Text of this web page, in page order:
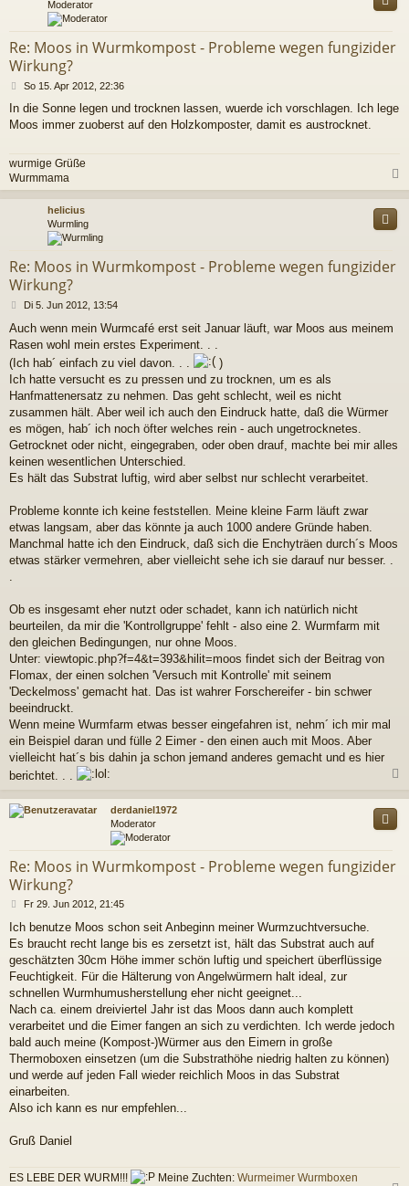
Moderator
Re: Moos in Wurmkompost - Probleme wegen fungizider
Wirkung?
B
t
g
So 15. Apr 2012, 22:36
In die Sonne legen und trocknen lassen, wuerde ich vorschlagen. Ich lege
Moos immer zuoberst auf den Holzkomposter, damit es austrocknet.
wurmige Grüße
Wurmmama
a
helicius
Wurmling
Re: Moos in Wurmkompost - Probleme wegen fungizider
Wirkung?
B
i
t
r
a
g
Di 5. Jun 2012, 13:54
Auch wenn mein Wurmcafé erst seit Januar läuft, war Moos aus meinem
Rasen wohl mein erstes Experiment. . .
(Ich hab´ einfach zu viel davon. . .
)
Ich hatte versucht es zu pressen und zu trocknen, um es als
Hanfmattenersatz zu nehmen. Das geht schlecht, weil es nicht
zusammen hält. Aber weil ich auch den Eindruck hatte, daß die Würmer
es mögen, hab´ ich noch öfter welches rein - auch ungetrocknetes.
Getrocknet oder nicht, eingegraben, oder oben drauf, machte bei mir alles
keinen wesentlichen Unterschied.
Es hält das Substrat luftig, wird aber selbst nur schlecht verarbeitet.
Probleme konnte ich keine feststellen. Meine kleine Farm läuft zwar
etwas langsam, aber das könnte ja auch 1000 andere Gründe haben.
Manchmal hatte ich den Eindruck, daß sich die Enchyträen durch´s Moos
etwas stärker vermehren, aber vielleicht sehe ich sie darauf nur besser. .
Ob es insgesamt eher nutzt oder schadet, kann ich natürlich nicht
beurteilen, da mir die 'Kontrollgruppe' fehlt - also eine 2. Wurmfarm mit
den gleichen Bedingungen, nur ohne Moos.
Unter: viewtopic.php?f=4&t=393&hilit=moos findet sich der Beitrag von
Flomax, der einen solchen 'Versuch mit Kontrolle' mit seinem
'Deckelmoss' gemacht hat. Das ist wahrer Forschereifer - bin schwer
beeindruckt.
Wenn meine Wurmfarm etwas besser eingefahren ist, nehm´ ich mir mal
ein Beispiel daran und fülle 2 Eimer - den einen auch mit Moos. Aber
vielleicht hat´s bis dahin ja schon jemand anderes gemacht und es hier
berichtet. . .
c
derdaniel1972
Moderator
Re: Moos in Wurmkompost - Probleme wegen fungizider
Wirkung?
B
i
t
r
Fr 29. Jun 2012, 21:45
Ich benutze Moos schon seit Anbeginn meiner Wurmzuchtversuche.
Es braucht recht lange bis es zersetzt ist, hält das Substrat auch auf
geschätzten 30cm Höhe immer schön luftig und speichert überflüssige
Feuchtigkeit. Für die Hälterung von Angelwürmern halt ideal, zur
schnellen Wurmhumusherstellung eher nicht geeignet...
Nach ca. einem dreiviertel Jahr ist das Moos dann auch komplett
verarbeitet und die Eimer fangen an sich zu verdichten. Ich werde jedoch
bald auch meine (Kompost-)Würmer aus den Eimern in große
Thermoboxen einsetzen (um die Substrathöhe niedrig halten zu können)
und werde auf jeden Fall wieder reichlich Moos in das Substrat
einarbeiten.
Also ich kann es nur empfehlen...
Gruß Daniel
ES LEBE DER WURM!!! Meine Zuchten: Wurmeimer Wurmboxen